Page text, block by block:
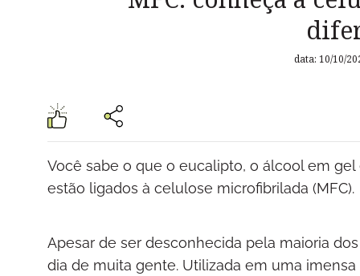
data: 10/10/
Você sabe o que o eucalipto, o álcool em
estão ligados à celulose microfibrilada (MFC).
Apesar de ser desconhecida pela maioria
dia de muita gente. Utilizada em uma